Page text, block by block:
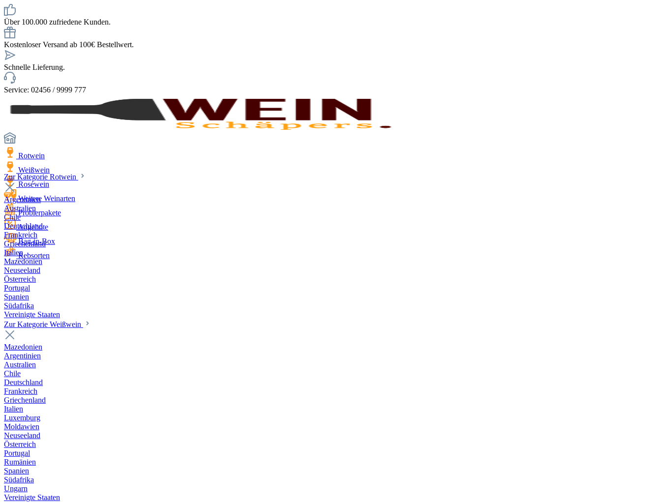
Über 100.000 zufriedene Kunden.
Kostenloser Versand ab 100€ Bestellwert.
Schnelle Lieferung.
Service: 02456 / 9999 777
Rotwein
Weißwein
Roséwein
Weitere Weinarten
Probierpakete
Angebote
Bag-in-Box
Rebsorten
Zur Kategorie Rotwein
Argentinien
Australien
Chile
Deutschland
Frankreich
Griechenland
Italien
Mazedonien
Neuseeland
Österreich
Portugal
Spanien
Südafrika
Vereinigte Staaten
Zur Kategorie Weißwein
Mazedonien
Argentinien
Australien
Chile
Deutschland
Frankreich
Griechenland
Italien
Luxemburg
Moldawien
Neuseeland
Österreich
Portugal
Rumänien
Spanien
Südafrika
Ungarn
Vereinigte Staaten